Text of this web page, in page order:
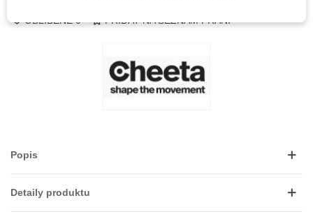
OBLÍBENÉ 0 PŘIDAT NA SEZNAM PŘÁNÍ
Popis
Detaily produktu